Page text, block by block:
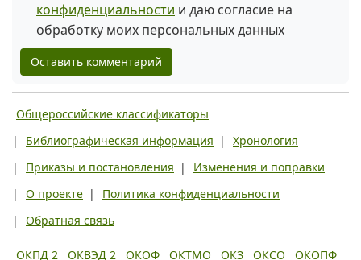
конфиденциальности и даю согласие на
обработку моих персональных данных
Оставить комментарий
Общероссийские классификаторы
|
Библиографическая информация |
Хронология
|
Приказы и постановления |
Изменения и поправки
|
О проекте |
Политика конфиденциальности
|
Обратная связь
ОКПД 2 ОКВЭД 2 ОКОФ ОКТМО ОКЗ ОКСО
ОКОПФ